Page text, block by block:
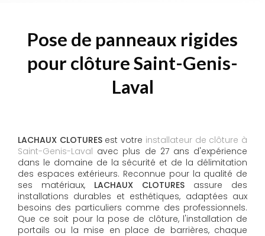
Pose de panneaux rigides
pour clôture Saint-Genis-
Laval
LACHAUX CLOTURESest votre installateur de clôture à
Saint-Genis-Laval avec plus de 27 ans d'expérience
dans le domaine de la sécurité et de la délimitation
des espaces extérieurs. Reconnue pour la qualité de
ses matériaux, LACHAUX CLOTURES assure des
installations durables et esthétiques, adaptées aux
besoins des particuliers comme des professionnels.
Que ce soit pour la pose de clôture, l'installation de
portails ou la mise en place de barrières, chaque